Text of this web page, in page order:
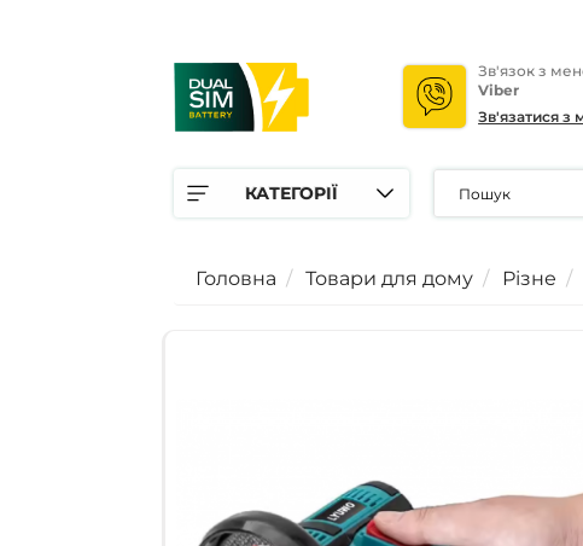
Зв'язок з
Viber
Зв'язатися
КАТЕГОРІЇ
Головна Товари для дому Різне